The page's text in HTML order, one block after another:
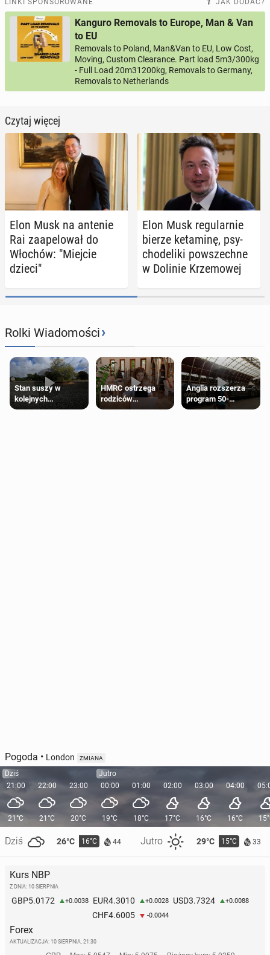
LINKI SPONSOROWANE JAK DODAĆ?
Kanguro Removals to Europe, Man & Van
to EU
Removals to Poland, Man&Van to EU, Low Cost,
Moving, Custom Clearance. Part load 5m3/300kg
- Full Load 20m31200kg, Removals to Germany,
Removals to Netherlands
Czytaj więcej
Elon Musk na antenie
Rai za­ape­lo­wał do
Włochów: "Miejcie
dzieci"
Elon Musk re­gu­lar­nie
bierze ke­ta­mi­nę, psy­
cho­de­li­ki po­wszech­ne
w Dolinie Krze­mo­wej
Rolki Wiadomości›
Stan suszy w
kolejnych
regionach Anglii.
HMRC ostrzega
rodziców
pobierających Child
Anglia rozszerza
program 50-
procentowych
Pogoda • London ZMIANA
Dziś
21:00
21°C
Dziś 26°C 16°C 44 Jutro 29°C 15°C 33
22:00
21°C
23:00
20°C
Jutro
00:00
19°C
01:00
18°C
02:00
17°C
03:00
16°C
04:00
16°C
Kurs NBP
Z DNIA: 10 SIERPNIA
GBP5.0172 +0.0038 EUR4.3010 +0.0028 USD3.7324 +0.0088
CHF4.6005 -0.0044
Forex
AKTUALIZACJA: 10 SIERPNIA, 21:30